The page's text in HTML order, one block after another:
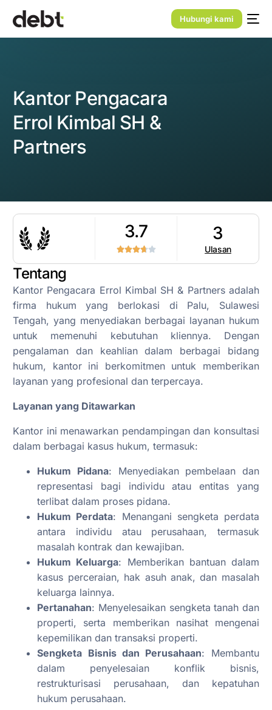
Hubungi kami
Kantor Pengacara
Errol Kimbal SH &
Partners
3.7 3
Ulasan
Tentang
Kantor Pengacara Errol Kimbal SH & Partners adalah
firma hukum yang berlokasi di Palu, Sulawesi
Tengah, yang menyediakan berbagai layanan hukum
untuk memenuhi kebutuhan kliennya. Dengan
pengalaman dan keahlian dalam berbagai bidang
hukum, kantor ini berkomitmen untuk memberikan
layanan yang profesional dan terpercaya.
Layanan yang Ditawarkan
Kantor ini menawarkan pendampingan dan konsultasi
dalam berbagai kasus hukum, termasuk:
Hukum Pidana: Menyediakan pembelaan dan
representasi bagi individu atau entitas yang
terlibat dalam proses pidana.
Hukum Perdata: Menangani sengketa perdata
antara individu atau perusahaan, termasuk
masalah kontrak dan kewajiban.
Hukum Keluarga: Memberikan bantuan dalam
kasus perceraian, hak asuh anak, dan masalah
keluarga lainnya.
Pertanahan: Menyelesaikan sengketa tanah dan
properti, serta memberikan nasihat mengenai
kepemilikan dan transaksi properti.
Sengketa Bisnis dan Perusahaan: Membantu
dalam penyelesaian konflik bisnis,
restrukturisasi perusahaan, dan kepatuhan
hukum perusahaan.